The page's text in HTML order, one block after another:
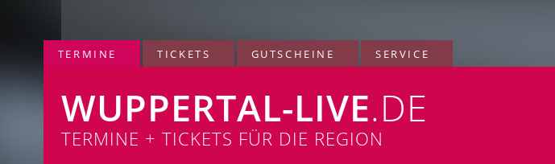
TERMINE TICKETS GUTSCHEINE SERVICE
WUPPERTAL-LIVE.DE
TERMINE + TICKETS FÜR DIE REGION